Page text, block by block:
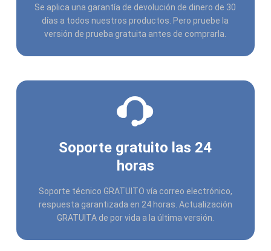
Se aplica una garantía de devolución de dinero de 30
días a todos nuestros productos. Pero pruebe la
versión de prueba gratuita antes de comprarla.
Soporte gratuito las 24
horas
Soporte técnico GRATUITO vía correo electrónico,
respuesta garantizada en 24 horas. Actualización
GRATUITA de por vida a la última versión.